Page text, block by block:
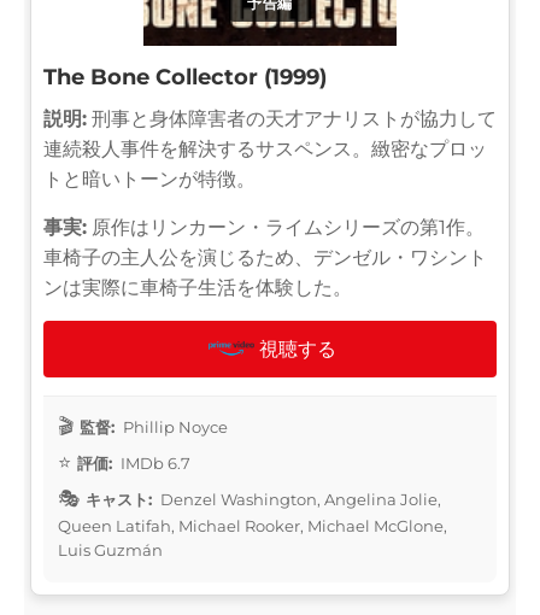
The Bone Collector (1999)
説明: 刑事と身体障害者の天才アナリストが協力して
連続殺人事件を解決するサスペンス。緻密なプロッ
トと暗いトーンが特徴。
事実: 原作はリンカーン・ライムシリーズの第1作。
車椅子の主人公を演じるため、デンゼル・ワシント
ンは実際に車椅子生活を体験した。
視聴する
監督: Phillip Noyce
評価: IMDb 6.7
キャスト: Denzel Washington, Angelina Jolie,
Queen Latifah, Michael Rooker, Michael McGlone,
Luis Guzmán